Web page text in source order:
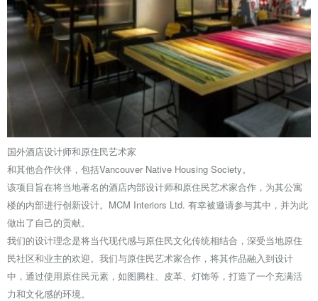
国外酒店设计师和原住民艺术家
和其他合作伙伴，包括Vancouver Native Housing Society。
该项目旨在将当地著名的酒店内部设计师和原住民艺术家合作，为其公寓
楼的内部进行创新设计。MCM Interiors Ltd. 有幸被邀请参与其中，并为此
做出了自己的贡献。
我们的设计理念是将当代现代感与原住民文化传统相结合，深受当地原住
民社区和业主的欢迎。我们与原住民艺术家合作，将其作品融入到设计
中，通过使用原住民元素，如图腾柱、皮革、灯饰等，打造了一个充满活
力和文化感的环境。